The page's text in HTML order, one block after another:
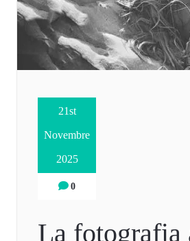
21st
Novembre
2025
0
La fotografia